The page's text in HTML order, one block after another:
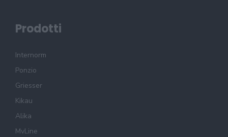
Prodotti
Internorm
Ponzio
Griesser
Kikau
Alika
MvLine